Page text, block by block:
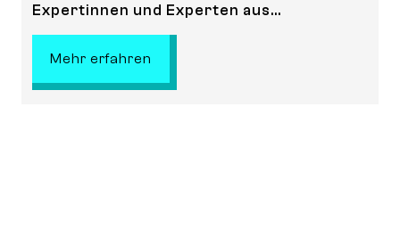
Expertinnen und Experten aus...
Mehr erfahren